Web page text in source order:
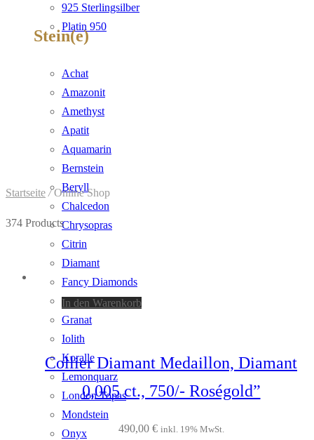
925 Sterlingsilber
Platin 950
Stein(e)
Achat
Amazonit
Amethyst
Apatit
Aquamarin
Bernstein
Beryll
Chalcedon
Chrysopras
Citrin
Diamant
Fancy Diamonds
Feueropal
Granat
Iolith
Koralle
Lemonquarz
London Topas
Mondstein
Onyx
Startseite /Online Shop
374 Products
In den Warenkorb
Collier Diamant Medaillon, Diamant
0,005 ct., 750/- Roségold”
490,00 € inkl. 19% MwSt.